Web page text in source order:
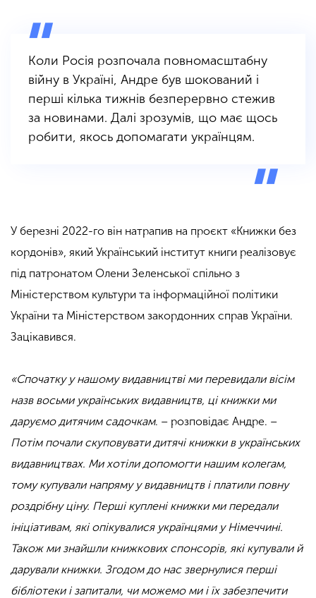
Коли Росія розпочала повномасштабну
війну в Україні, Андре був шокований і
перші кілька тижнів безперервно стежив
за новинами. Далі зрозумів, що має щось
робити, якось допомагати українцям.
У березні 2022-го він натрапив на проєкт «Книжки без
кордонів», який Український інститут книги реалізовує
під патронатом Олени Зеленської спільно з
Міністерством культури та інформаційної політики
України та Міністерством закордонних справ України.
Зацікавився.
«Спочатку у нашому видавництві ми перевидали вісім
назв восьми українських видавництв, ці книжки ми
даруємо дитячим садочкам. – розповідає Андре. –
Потім почали скуповувати дитячі книжки в українських
видавництвах. Ми хотіли допомогти нашим колегам,
тому купували напряму у видавництв і платили повну
роздрібну ціну. Перші куплені книжки ми передали
ініціативам, які опікувалися українцями у Німеччині.
Також ми знайшли книжкових спонсорів, які купували й
дарували книжки. Згодом до нас звернулися перші
бібліотеки і запитали, чи можемо ми і їх забезпечити